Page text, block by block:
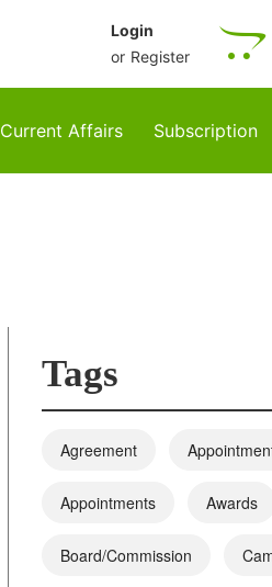
Login
or Register
Current Affairs Subscription
Tags
Agreement
Appointments Awards
Board/Commission